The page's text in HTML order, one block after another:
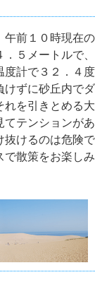
午前１０時現在の
５メートルで、
度計で３２．４度
けずに砂丘内でダ
れを引きとめる大
テンションがあ
抜けるのは危険で
で散策をお楽しみ